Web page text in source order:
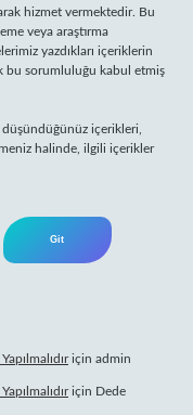
hizmet vermektedir. Bu
veya araştırma
yazdıkları içeriklerin
bu sorumluluğu kabul etmiş
içerikleri,
halinde, ilgili içerikler
için admin
için Dede